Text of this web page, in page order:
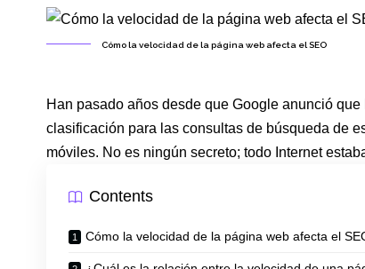
Cómo la velocidad de la página web afecta el SEO
Han pasado años desde que Google anunció que
clasificación para las consultas de búsqueda de
móviles. No es ningún secreto; todo Internet
Contents
Cómo la velocidad de la página web afecta el